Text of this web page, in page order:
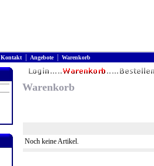
Kontakt| Angebote| Warenkorb
Warenkorb
Noch keine Artikel.